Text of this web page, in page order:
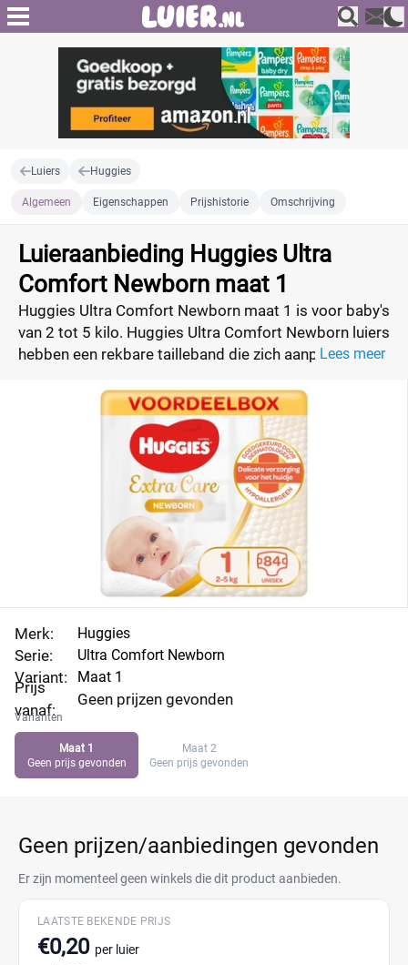
Luiers Huggies
Algemeen Eigenschappen Prijshistorie Omschrijving
Luieraanbieding Huggies Ultra
Comfort Newborn maat 1
Huggies Ultra Comfort Newborn maat 1 is voor baby's
van 2 tot 5 kilo. Huggies Ultra Comfort Newborn luiers
hebben een rekbare tailleband die zich aanpast aan
een uitstekende pasvorm en comfort. Daarnaast
absorberen de luiers binnen drie seconden door de
nieuwe Dry Touch Technologie en hebben de luiers
een speciale binnenzak die helpt lekker voorkomen.
De veiligheidsindicator verandert van kleur als hij nat
wordt. Vergelijk de prijs per luier, vind de beste
aanbiedingen van Ultra Comfort Newborn maat 1 en
Lees meer
Merk:
Serie:
Variant:
Prijs
vanaf:
Huggies
Ultra Comfort Newborn
Maat 1
Geen prijzen gevonden
Varianten
Maat 1
Geen prijs gevonden
Maat 2
Geen prijs gevonden
Geen prijzen/aanbiedingen gevonden
Er zijn momenteel geen winkels die dit product aanbieden.
LAATSTE BEKENDE PRIJS
€0,20 per luier